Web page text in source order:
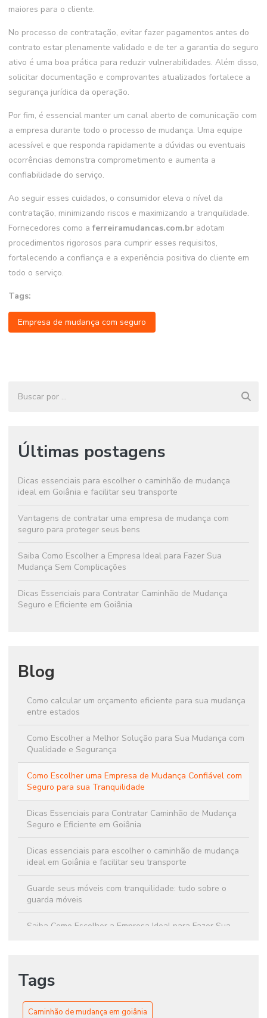
maiores para o cliente.
No processo de contratação, evitar fazer pagamentos antes do
contrato estar plenamente validado e de ter a garantia do seguro
ativo é uma boa prática para reduzir vulnerabilidades. Além disso,
solicitar documentação e comprovantes atualizados fortalece a
segurança jurídica da operação.
Por fim, é essencial manter um canal aberto de comunicação com
a empresa durante todo o processo de mudança. Uma equipe
acessível e que responda rapidamente a dúvidas ou eventuais
ocorrências demonstra comprometimento e aumenta a
confiabilidade do serviço.
Ao seguir esses cuidados, o consumidor eleva o nível da
contratação, minimizando riscos e maximizando a tranquilidade.
Fornecedores como aferreiramudancas.com.br adotam
procedimentos rigorosos para cumprir esses requisitos,
fortalecendo a confiança e a experiência positiva do cliente em
todo o serviço.
Tags:
Empresa de mudança com seguro
Últimas postagens
Dicas essenciais para escolher o caminhão de mudança
ideal em Goiânia e facilitar seu transporte
Vantagens de contratar uma empresa de mudança com
seguro para proteger seus bens
Saiba Como Escolher a Empresa Ideal para Fazer Sua
Mudança Sem Complicações
Dicas Essenciais para Contratar Caminhão de Mudança
Seguro e Eficiente em Goiânia
Blog
Como calcular um orçamento eficiente para sua mudança
entre estados
Como Escolher a Melhor Solução para Sua Mudança com
Qualidade e Segurança
Como Escolher uma Empresa de Mudança Confiável com
Seguro para sua Tranquilidade
Dicas Essenciais para Contratar Caminhão de Mudança
Seguro e Eficiente em Goiânia
Dicas essenciais para escolher o caminhão de mudança
ideal em Goiânia e facilitar seu transporte
Guarde seus móveis com tranquilidade: tudo sobre o
guarda móveis
Saiba Como Escolher a Empresa Ideal para Fazer Sua
seguro para proteger seus bens
Tags
Caminhão de mudança em goiânia